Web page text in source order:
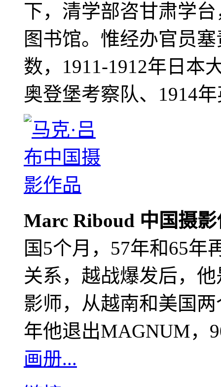
下，清学部咨甘肃学
图书馆。惟经办官员
数，1911-1912年日本
奥登堡考察队、1914
Marc Riboud 中国摄
国5个月，57年和65年
关系，越战爆发后，
影师，从越南和美国
年他退出MAGNUM，
画册...